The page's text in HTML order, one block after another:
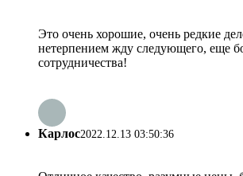
Это очень хорошие, очень редкие
нетерпением жду следующего, еще
сотрудничества!
Карлос2022.12.13 03:50:36